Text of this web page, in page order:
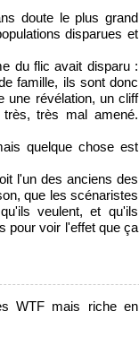
doute le plus grand
disparues et
du flic avait disparu :
famille, ils sont donc
une révélation, un cliff
très mal amené.
quelque chose est
l'un des anciens des
que les scénaristes
veulent, et qu'ils
pour voir l'effet que ça
WTF mais riche en